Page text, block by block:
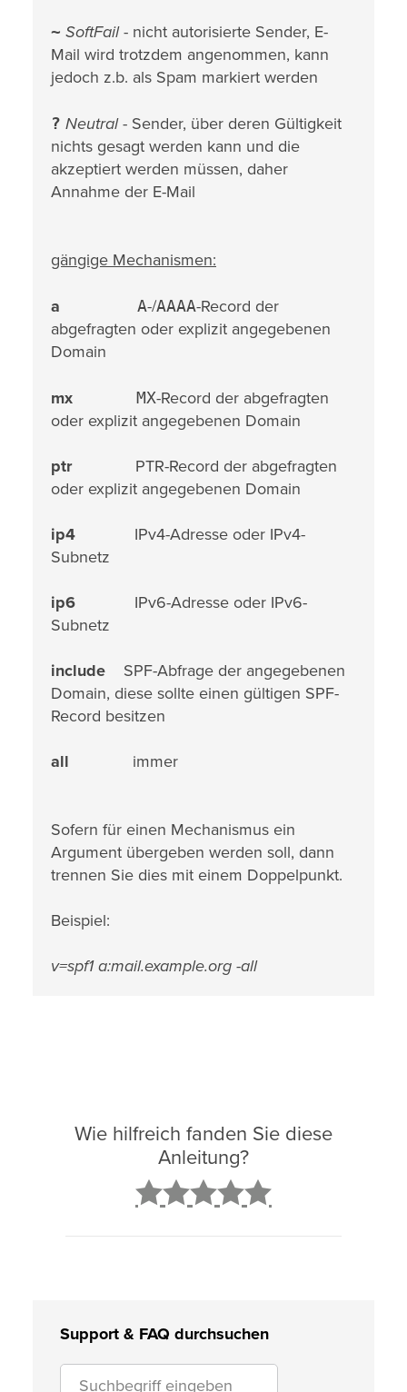
~ SoftFail- nicht autorisierte Sender, E-
Mail wird trotzdem angenommen, kann
jedoch z.b. als Spam markiert werden
? Neutral- Sender, über deren Gültigkeit
nichts gesagt werden kann und die
akzeptiert werden müssen, daher
Annahme der E-Mail
gängige Mechanismen:
a A-/AAAA-Record der
abgefragten oder explizit angegebenen
Domain
mx MX-Record der abgefragten
oder explizit angegebenen Domain
ptrPTR-Record der abgefragten
oder explizit angegebenen Domain
ip4 IPv4-Adresse oder IPv4-
Subnetz
ip6 IPv6-Adresse oder IPv6-
Subnetz
include SPF-Abfrage der angegebenen
Domain, diese sollte einen gültigen SPF-
Record besitzen
all immer
Sofern für einen Mechanismus ein
Argument übergeben werden soll, dann
trennen Sie dies mit einem Doppelpunkt.
Beispiel:
v=spf1 a:mail.example.org -all
Wie hilfreich fanden Sie diese
Anleitung?
Support & FAQ durchsuchen